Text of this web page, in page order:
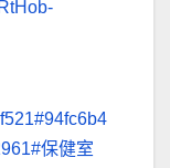
保健室